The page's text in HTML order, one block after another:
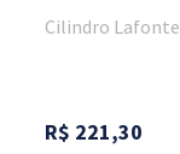
Cilindro
R$ 221,30